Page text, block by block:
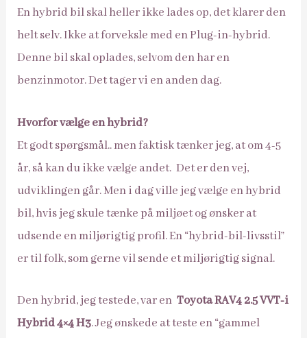
En hybrid bil skal heller ikke lades op, det klarer den
helt selv. Ikke at forveksle med en Plug-in-hybrid.
Denne bil skal oplades, selvom den har en
benzinmotor. Det tager vi en anden dag.
Hvorfor vælge en hybrid?
Et godt spørgsmål.. men faktisk tænker jeg, at om 4-5
år, så kan du ikke vælge andet. Det er den vej,
udviklingen går. Men i dag ville jeg vælge en hybrid
bil, hvis jeg skule tænke på miljøet og ønsker at
udsende en miljørigtig profil. En “hybrid-bil-livsstil”
er til folk, som gerne vil sende et miljørigtig signal.
Den hybrid, jeg testede, var enToyota RAV4 2.5 VVT-i
Hybrid 4×4 H3. Jeg ønskede at teste en “gammel